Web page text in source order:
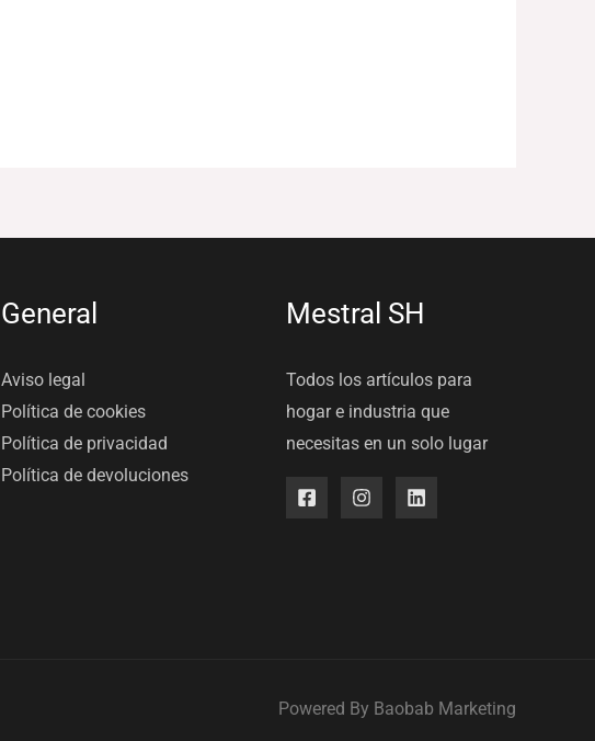
General
Aviso legal
Política de cookies
Política de privacidad
Política de devoluciones
Mestral SH
Todos los artículos para
hogar e industria que
necesitas en un solo lugar
Powered By Baobab Marketing